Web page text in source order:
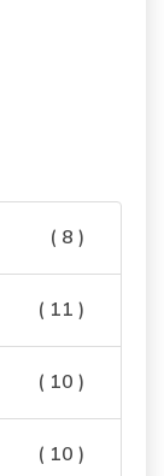
( 8 )
( 11 )
( 10 )
( 10 )